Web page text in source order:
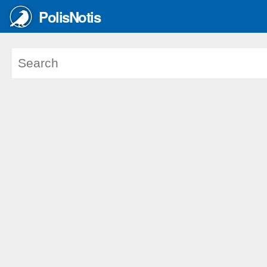
PolisNotis